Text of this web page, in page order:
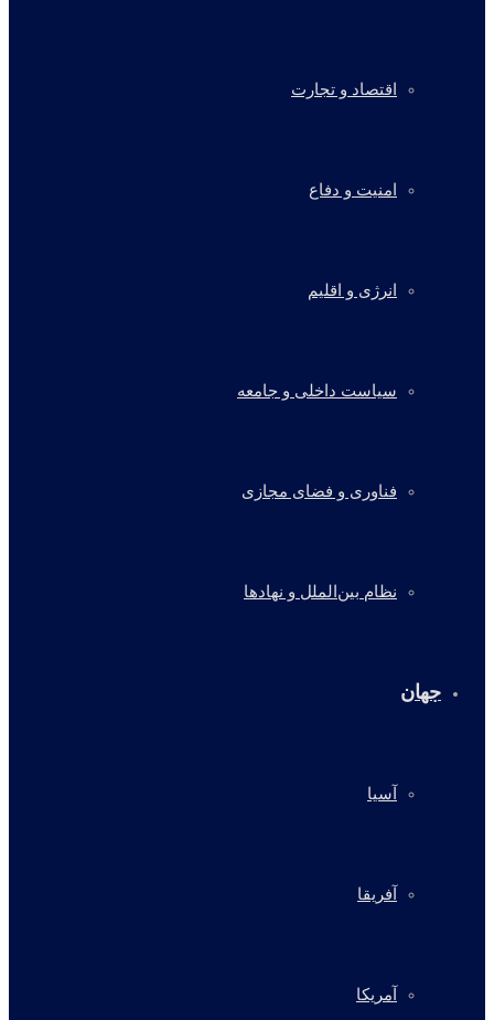
اقتصاد و تجارت
امنیت و دفاع
انرژی و اقلیم
سیاست داخلی و جامعه
فناوری و فضای مجازی
نظام بین‌الملل و نهادها
جهان
آسیا
آفریقا
آمریکا